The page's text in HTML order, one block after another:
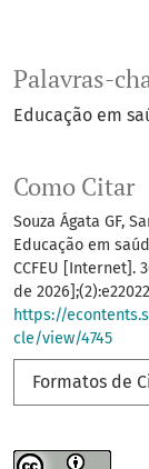
Palavras-
Educação em
Como Citar
Souza Ágata GF,
Educação em
CCFEU [Internet].
de
https://
cle/view/4745
Formatos de